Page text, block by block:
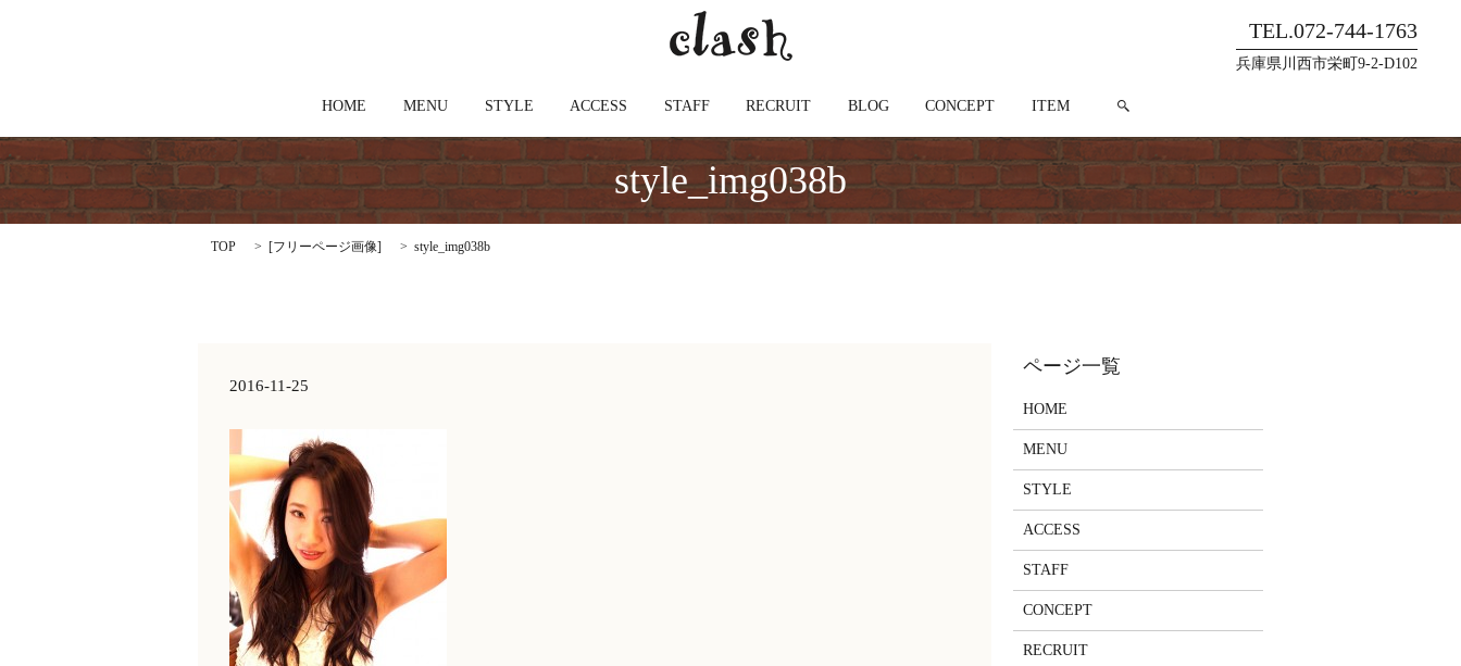
TEL.072-744-1763
兵庫県川西市栄町9-2-D102
HOME MENU STYLE ACCESS STAFF RECRUIT BLOG CONCEPT ITEM
style_img038b
TOP [フリーページ画像] style_img038b
2016-11-25
HOME
MENU
STYLE
ACCESS
STAFF
CONCEPT
RECRUIT